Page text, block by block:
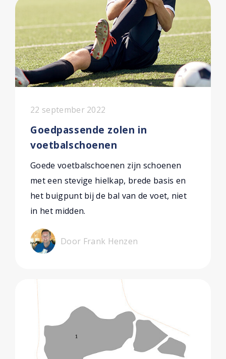
22 september 2022
Goedpassende zolen in
voetbalschoenen
Goede voetbalschoenen zijn schoenen
met een stevige hielkap, brede basis en
het buigpunt bij de bal van de voet, niet
in het midden.
Door Frank Henzen